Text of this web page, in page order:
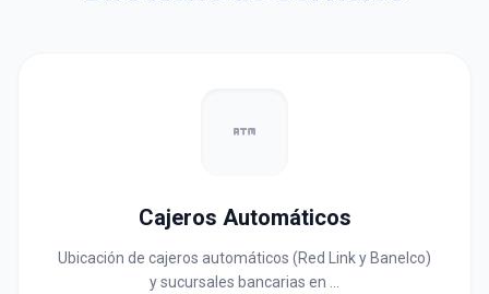
atm
Cajeros Automáticos
Ubicación de cajeros automáticos (Red Link y Banelco)
y sucursales bancarias en …